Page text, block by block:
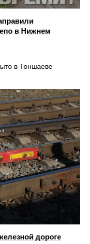
в Нижнем
в Тоншаеве
дороге